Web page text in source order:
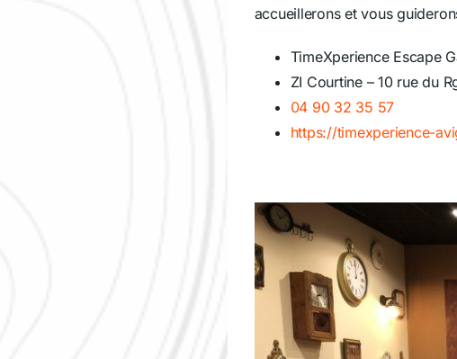
accueillerons et vous
TimeXperience Escape
ZI Courtine – 10 rue du
04 90 32 35 57
https://timexperience-